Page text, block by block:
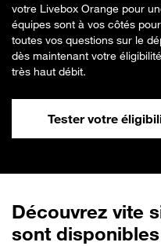
votre Livebox Orange pour
équipes sont à vos côtés
toutes vos questions sur le
dès maintenant votre
très haut débit.
Tester votre
Découvrez vite
sont